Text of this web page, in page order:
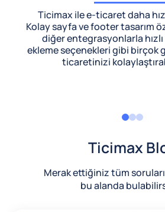
Ticimax ile e-ticaret daha
Kolay sayfa ve footer tasarım
diğer entegrasyonlarla
ekleme seçenekleri gibi birçok
ticaretinizi
Ticimax
Merak ettiğiniz tüm
bu alanda